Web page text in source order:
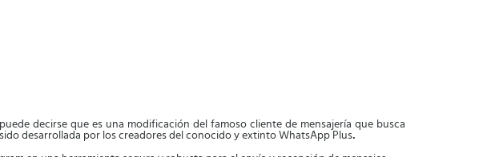
decirse que es una modificación del famoso cliente de mensajería que busca
desarrollada por los creadores del conocido y extinto WhatsApp Plus.